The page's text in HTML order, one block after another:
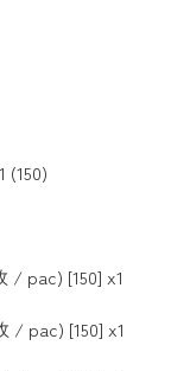
(150)
/ pac) [150] x1
/ pac) [150] x1